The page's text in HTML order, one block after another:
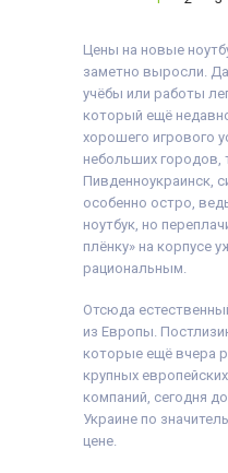
240 GB SSD
Тип матрицы: IPS
Класс:
Для
бухгалтеров, Для
офиса
Особенности: С
сенсорным экраном
Вес: 1.5-2кг
Операционная
система: Windows 10
Комплектация:
Ноутбук, зарядное
устройство, наклейки
на клавиши (или доп.
расходная
процессора: 4
Core™ i5-8365U
Processor 6M Cache,
up to 4.10 GHz
Процессора: Intel
i5 - 8gen
Видеокарта: Intel®
UHD Graphics for 8th
Generation Intel®
Processors
Оперативная Память:
Объём накопителя:
Тип матрицы: TN
Класс: Для учебы
Вес:
Операционная
система: Windows 11
Комплектация:
Ноутбук, зарядное
устройство, наклейки
на клавиши (или доп.
Цены на новые
заметно выросли.
учёбы или работы
который ещё
хорошего игрового
небольших городов,
Пивденноукраинск,
особенно остро,
ноутбук, но
плёнку» на корпусе
рациональным.
Отсюда
из Европы.
которые ещё вчера
крупных
компаний, сегодня
Украине по
цене.